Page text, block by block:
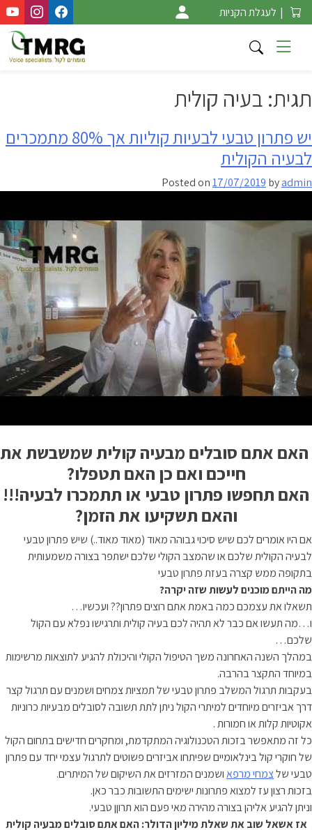
Skip
to
content
| לעגלת הקניות
תגית: בעיה קולית
יש פתרון טבעי לבעיות קוליות אך 80% מתמכרים
לבעיה הקולית
Posted on17/07/2019 byadmin
האם אתם סובלים מבעיה קולית שמשבשת את
חייכם ואם כן האם תטפלו?
האם תחפשו פתרון טבעי או תתמכרו לבעיה!!!
והאם תשקיעו את הזמן?
אם היו אומרים לכם שיש סיכוי גבוהה מאוד (מאוד מאוד..) שיש פתרון טבעי
לבעיההקולית שלכם או שהמצב הקולי שלכם ישתפר בצורה משמעותית
בתקופה ממש קצרה בעזת פתרון טבעי
מה הייתם מוכנים לעשות שזה יקרה?
תשאלו את עצמכם כמה באמת אתם רוצים פתרון?? ועכשיו…
ו…מה תעשו אם כבר לא תהיה לכם בעיה קולית ותרגישו נפלא עם הקול
שלכם…
במהלך השנה האחרונה משך הטיפול הקולי והיכולת להגיע לתוצאות מרשימות
במיוחד התקצר בהרבה.
בעקבות תרגול המשלב פתרון טבעי של תמציות צמחים ושמנים עם תרגול קצר
דרך אביזרים מיוחדים למיתרי הקול ניתן לתת תשובה לסובלים מבעיות כרוניות
אקוטיות קלות או חמורות .
כל זה מתאפשר בזכות הטכנולוגיה המתקדמת, ומחקרים חדישים בתחום הקול
של חוקרי קול בינלאומיים שפיתחו אביזרים פשוטים לתרגול עצמי יחד עם פתרון
טבעי שלצמחי מרפאושמנים המזרזים את השיקום של המיתרים.
בזכות רצון עז למצוא פתרונות ישימים התשובות כבר כאן.
וניתן להגיע אליהן בצורה מהירה מאי פעם הוא תרוןן טבעי.
אז אשאל שוב את שאלת מיליון הדולר: האם אתם סובלים מבעיה קולית